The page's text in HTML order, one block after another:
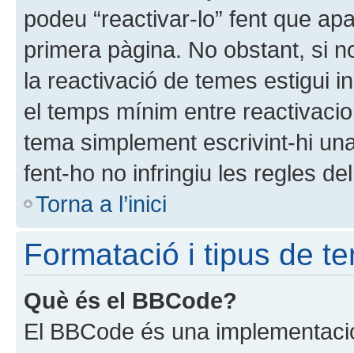
podeu “reactivar-lo” fent que
primera pàgina. No obstant, si
la reactivació de temes estigui
el temps mínim entre
tema simplement escrivint-hi
fent-ho no infringiu les regles
Torna a l’inici
Formatació i tipus de
Què és el BBCode?
El BBCode és una